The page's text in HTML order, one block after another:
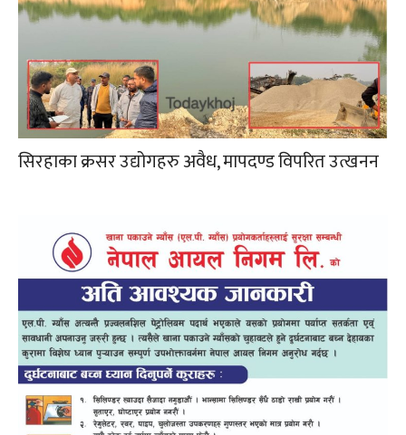
सिरहाका क्रसर उद्योगहरु अवैध, मापदण्ड विपरित उत्खनन